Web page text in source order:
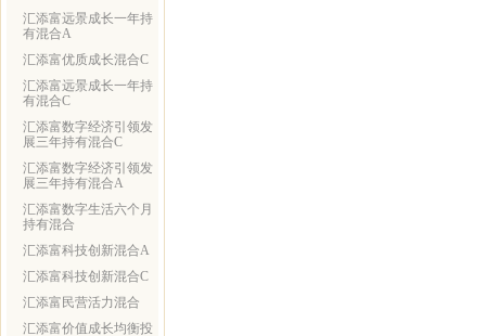
汇添富远景成长一年持
有混合A
汇添富优质成长混合C
汇添富远景成长一年持
有混合C
汇添富数字经济引领发
展三年持有混合C
汇添富数字经济引领发
展三年持有混合A
汇添富数字生活六个月
持有混合
汇添富科技创新混合A
汇添富科技创新混合C
汇添富民营活力混合
汇添富价值成长均衡投